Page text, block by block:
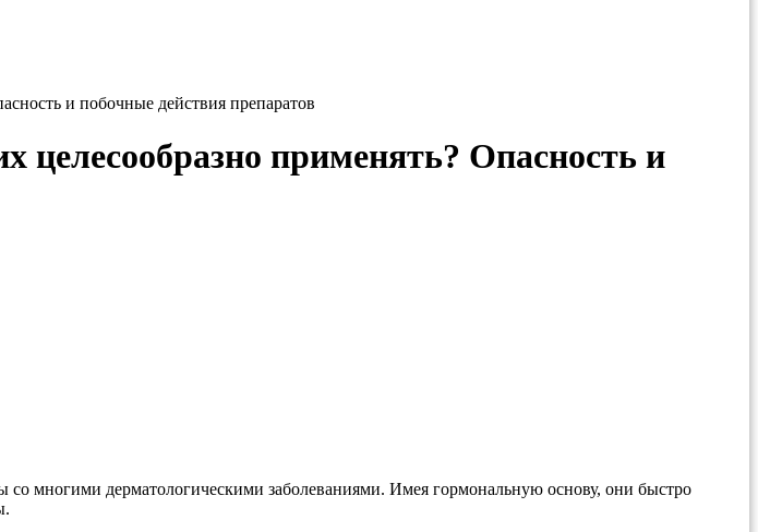
и побочные действия препаратов
целесообразно применять? Опасность и
многими дерматологическими заболеваниями. Имея гормональную основу, они быстро